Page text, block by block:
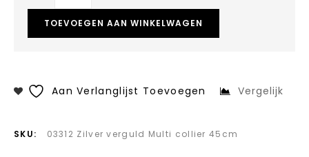
TOEVOEGEN AAN WINKELWAGEN
Aan Verlanglijst Toevoegen Vergelijk
SKU: 03312 Zilver verguld Multi collier 45cm